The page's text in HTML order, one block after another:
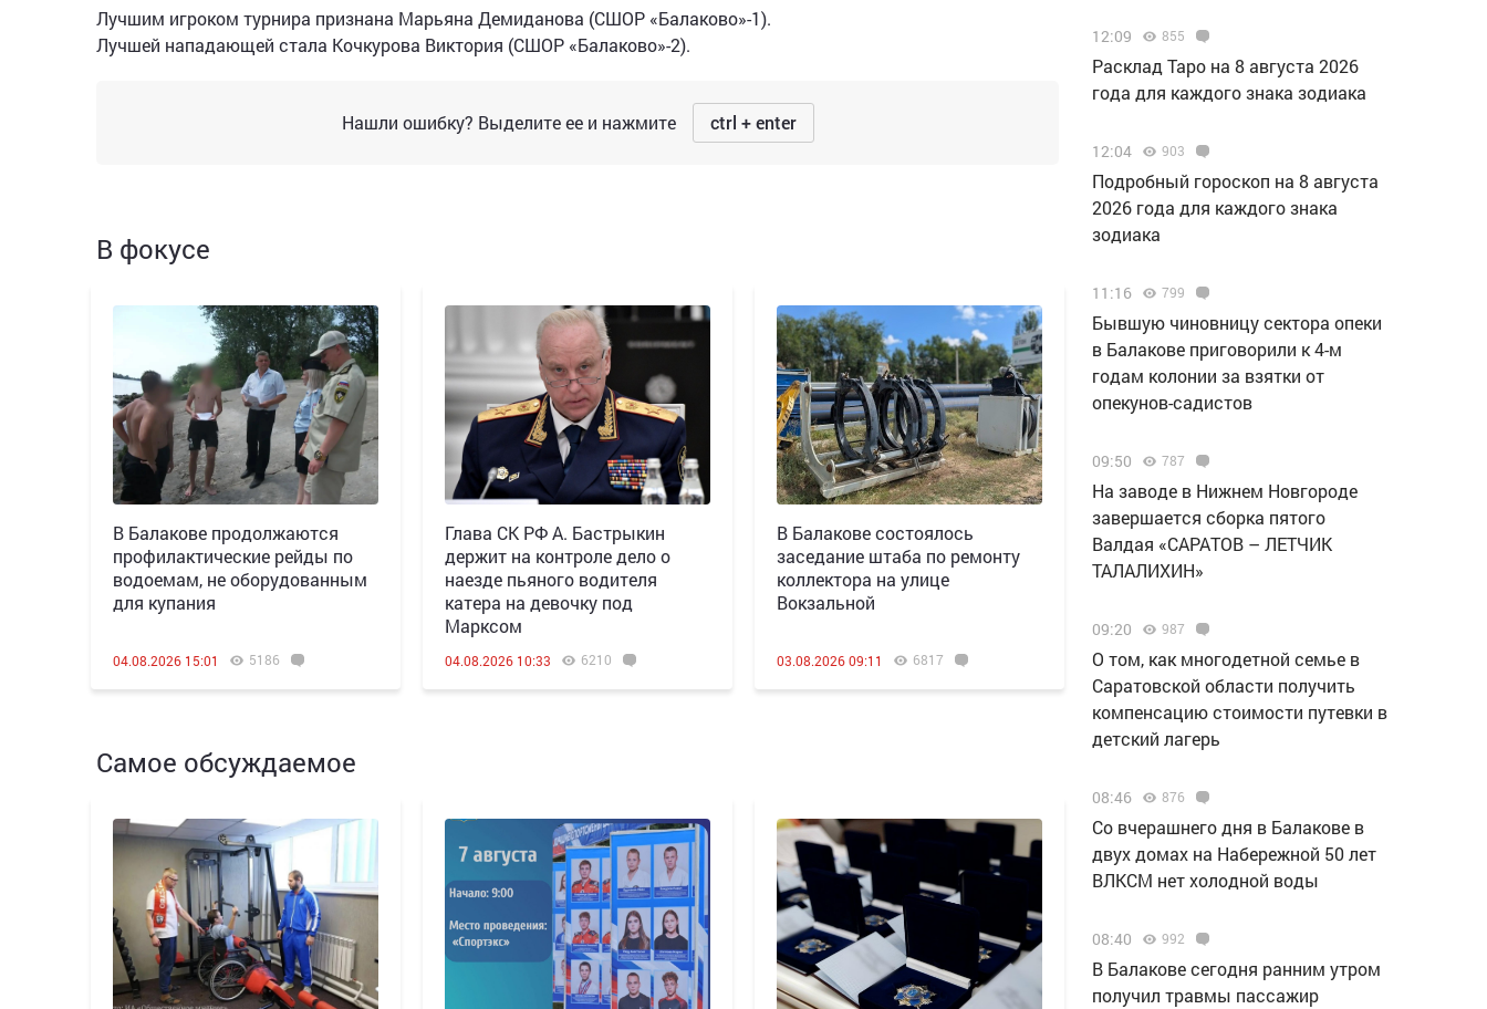
Лучшим игроком турнира признана Марьяна Демиданова (СШОР «Балаково»-1).
Лучшей нападающей стала Кочкурова Виктория (СШОР «Балаково»-2).
Нашли ошибку? Выделите ее и нажмите ctrl + enter
В фокусе
В Балакове продолжаются
профилактические рейды по
водоемам, не оборудованным
для купания
04.08.2026 15:01 5186
Глава СК РФ А. Бастрыкин
держит на контроле дело о
наезде пьяного водителя
катера на девочку под
Марксом
04.08.2026 10:33 6210
В Балакове состоялось
заседание штаба по ремонту
коллектора на улице
Вокзальной
03.08.2026 09:11 6817
Самое обсуждаемое
12:09 855
Расклад Таро на 8 августа 2026
года для каждого знака зодиака
12:04 903
Подробный гороскоп на 8 августа
2026 года для каждого знака
зодиака
11:16 799
Бывшую чиновницу сектора опеки
в Балакове приговорили к 4-м
годам колонии за взятки от
опекунов-садистов
09:50 787
Н️а заводе в Нижнем Новгороде
завершается сборка пятого
Валдая «САРАТОВ – ЛЕТЧИК
ТАЛАЛИХИН»
09:20 987
О том, как многодетной семье в
Саратовской области получить
компенсацию стоимости путевки в
детский лагерь
08:46 876
Со вчерашнего дня в Балакове в
двух домах на Набережной 50 лет
ВЛКСМ нет холодной воды
08:40 992
В Балакове сегодня ранним утром
получил травмы пассажир